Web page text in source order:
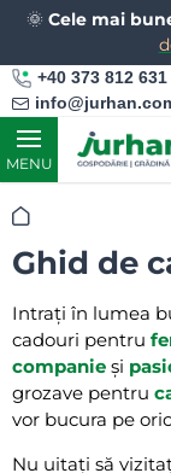
🌞 Cele mai
+40 373 812 631
MENU
Acasă
Ghid de
Intrați în lumea
cadouri pentru
companie și
grozave pentru
vor bucura pe
Nu uitați să